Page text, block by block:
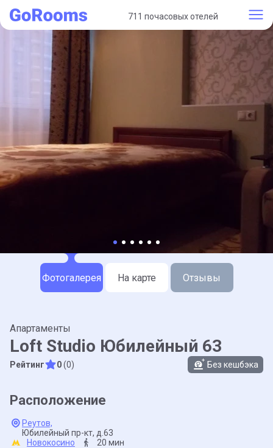
711 почасовых отелей
Апартаменты
Loft Studio Юбилейный 63
Рейтинг 0(0) Без кешбэка
Фотогалерея На карте Отзывы
Расположение
Реутов,
Юбилейный пр-кт, д.63
Новокосино
20 мин